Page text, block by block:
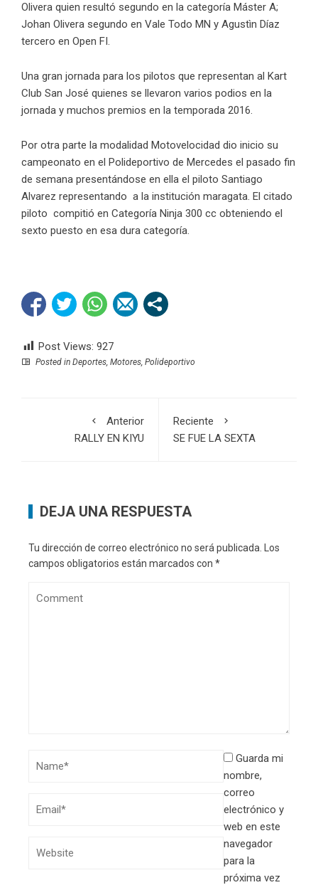
Olivera quien resultó segundo en la categoría Máster A;
Johan Olivera segundo en Vale Todo MN y Agustìn Díaz
tercero en Open FI.
Una gran jornada para los pilotos que representan al Kart
Club San José quienes se llevaron varios podios en la
jornada y muchos premios en la temporada 2016.
Por otra parte la modalidad Motovelocidad dio inicio su
campeonato en el Polideportivo de Mercedes el pasado fin
de semana presentándose en ella el piloto Santiago
Alvarez representando a la institución maragata. El citado
piloto compitió en Categoría Ninja 300 cc obteniendo el
sexto puesto en esa dura categoría.
Post Views: 927
Posted in Deportes, Motores, Polideportivo
Anterior
RALLY EN KIYU
Reciente
SE FUE LA SEXTA
DEJA UNA RESPUESTA
Tu dirección de correo electrónico no será publicada.
Los
campos obligatorios están marcados con *
Guarda mi
nombre,
correo
electrónico y
web en este
navegador
para la
próxima vez